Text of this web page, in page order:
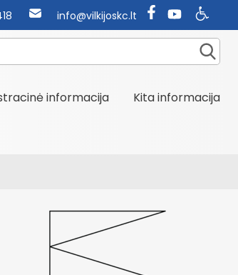
info@vilkijoskc.lt
informacija Kita informacija